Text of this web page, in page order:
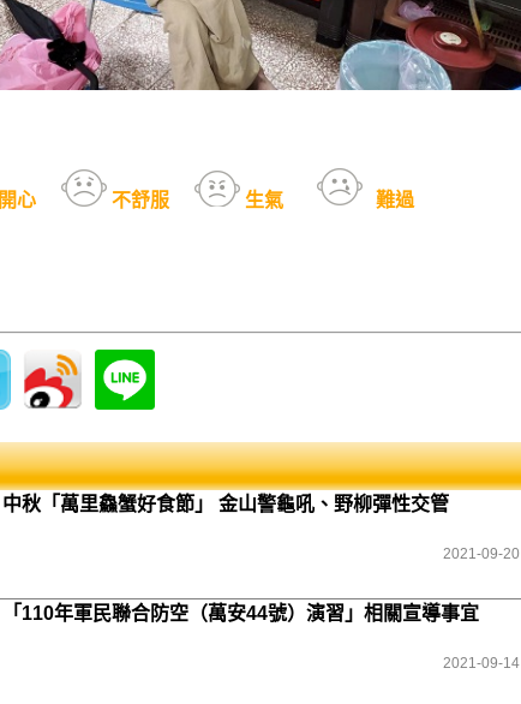
開心 不舒服 生氣 難過
中秋「萬里鱻蟹好食節」 金山警龜吼、野柳彈性交管
2021-09-20
「110年軍民聯合防空（萬安44號）演習」相關宣導事宜
2021-09-14